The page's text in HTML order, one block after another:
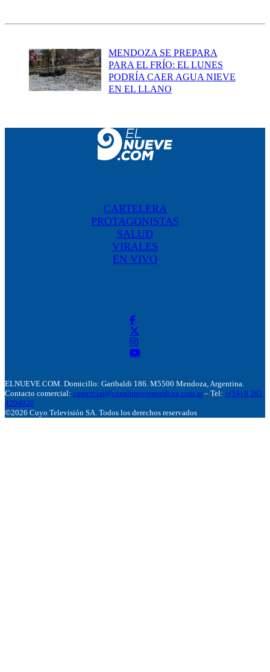
MENDOZA SE PREPARA
PARA EL FRÍO: EL LUNES
PODRÍA CAER AGUA NIEVE
EN EL LLANO
CARTELERA
PROTAGONISTAS
SALUD
VIRALES
EN VIVO
ELNUEVE.COM. Domicillo: Garibaldi 186. M5500 Mendoza, Argentina.
Contacto comercial: comercial@canalnuevemendoza.com.ar – Tel: +(54) 9 261
4204020
©2026 Cuyo Televisión SA. Todos los derechos reservados